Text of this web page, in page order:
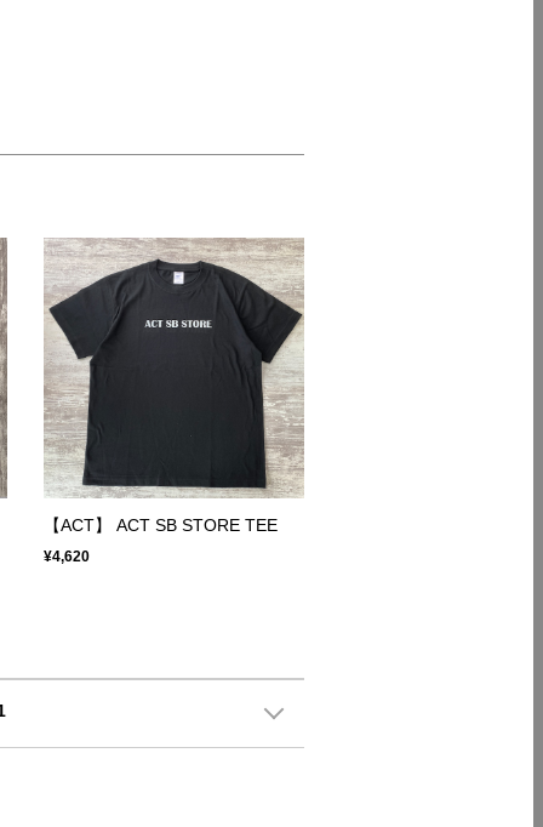
【ACT】 ACT SB STORE TEE
¥4,620